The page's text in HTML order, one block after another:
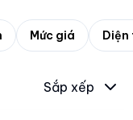
Mức giá
Sắp xếp